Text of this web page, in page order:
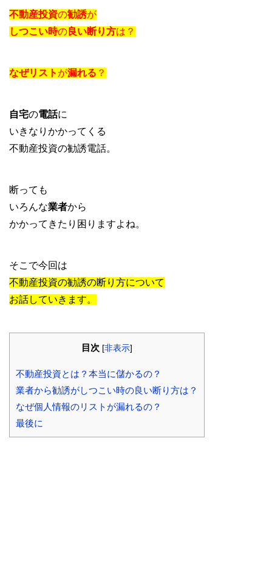
不動産投資の勧誘が
しつこい時の 良い断り方は？
なぜリスト が漏れる ？
自宅の電話に
いきなりかかってくる
不動産投資の勧誘電話。
断っても
いろんな業者から
かかってきたり困りますよね。
そこで今回は
不動産投資の勧誘の断り方について
お話していきます。
目次 [非表示]
不動産投資とは？本当に儲かるの？
業者から勧誘がしつこい時の良い断り方は？
なぜ個人情報のリストが漏れるの？
最後に